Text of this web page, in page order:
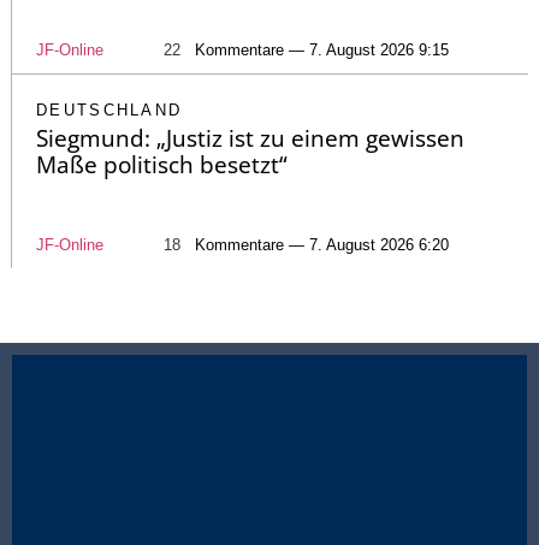
JF-Online 22 Kommentare — 7. August 2026 9:15
DEUTSCHLAND
Siegmund: „Justiz ist zu einem gewissen
Maße politisch besetzt“
JF-Online 18 Kommentare — 7. August 2026 6:20